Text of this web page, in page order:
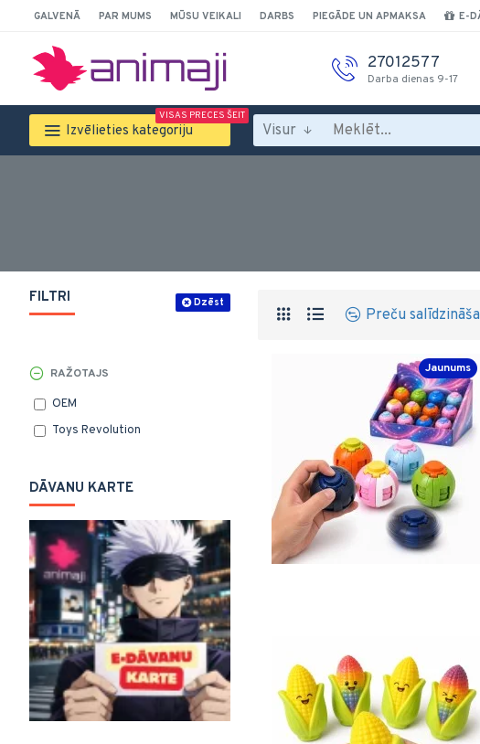
GALVENĀ PAR MUMS MŪSU VEIKALI DARBS PIEGĀDE UN APMAKSA E-
27012577
Darba dienas 9-17
Izvēlieties kategoriju
VISAS PRECES ŠEIT
Visur
FILTRI Dzēst
RAŽOTAJS
OEM
Toys Revolution
DĀVANU KARTE
Preču
Jaunums